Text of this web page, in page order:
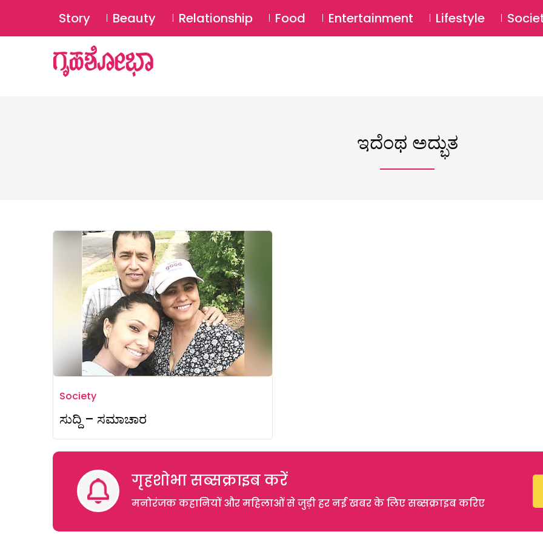
Story Beauty Relationship Food Entertainment Lifestyle
ಇದೆಂಥ ಅದ್ಭುತ
Society
ಸುದ್ದಿ – ಸಮಾಚಾರ
गृहशोभा सब्सक्राइब करें
मनोरंजक कहानियों और महिलाओं से जुड़ी हर नई खबर के लिए सब्सक्राइब करिए